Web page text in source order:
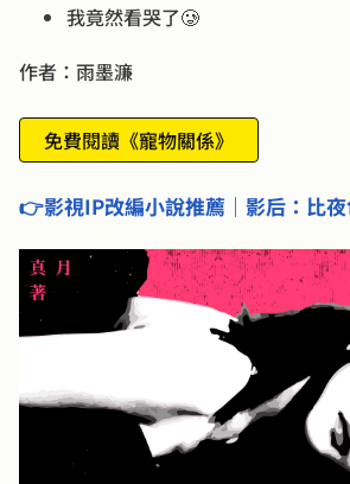
我竟然看哭了🥲
作者：雨墨濂
免費閱讀《寵物關係》
👉影視IP改編小說推薦｜影后：比